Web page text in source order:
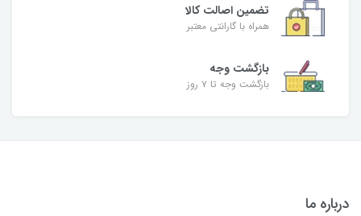
تضمین اصالت کالا
همراه با گارانتی معتبر
بازگشت وجه
بازگشت وجه تا ۷ روز
درباره ما